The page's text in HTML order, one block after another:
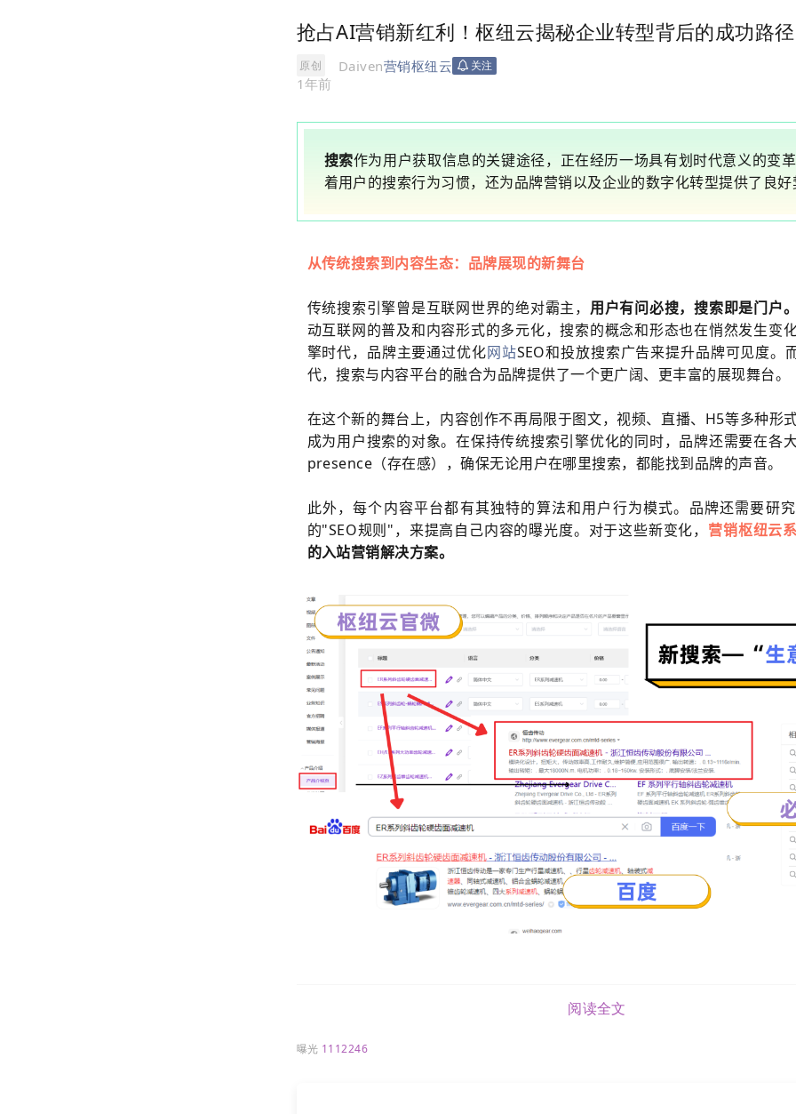
抢占AI营销新红利！枢纽云揭秘企业转型背后的成功路径
原创 Daiven营销枢纽云 关注
1年前
搜索作为用户获取信息的关键途径，正在经历一场具有划时代意义的变
着用户的搜索行为习惯，还为品牌营销以及企业的数字化转型提供了良好
从传统搜索到内容生态：品牌展现的新舞台
传统搜索引擎曾是互联网世界的绝对霸主， 用户有问必搜，搜索即是门户
动互联网的普及和内容形式的多元化，搜索的概念和形态也在悄然发生变
擎时代，品牌主要通过优化网站SEO和投放搜索广告来提升品牌可见度。
代，搜索与内容平台的融合为品牌提供了一个更广阔、更丰富的展现舞台。
在这个新的舞台上，内容创作不再局限于图文，视频、直播、H5等多种形
成为用户搜索的对象。在保持传统搜索引擎优化的同时，品牌还需要在各
presence（存在感），确保无论用户在哪里搜索，都能找到品牌的声音。
此外，每个内容平台都有其独特的算法和用户行为模式。品牌还需要研
的"SEO规则"，来提高自己内容的曝光度。对于这些新变化， 营销枢纽云
的入站营销解决方案。
台自媒体、流量平台作为传播与连接客户渠道，把企业信息资讯、产品服
数字化内容分发到各流量平台，触达、吸引潜在客户兴趣后，引导客户
站为官⽹潜在或意向客户。
阅读全文
曝光 1112246